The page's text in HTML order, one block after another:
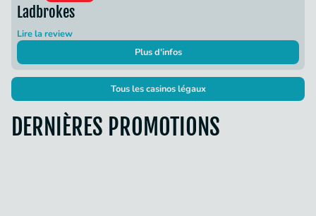
Ladbrokes
Lire la review
Plus d'infos
Tous les casinos légaux
DERNIÈRES PROMOTIONS